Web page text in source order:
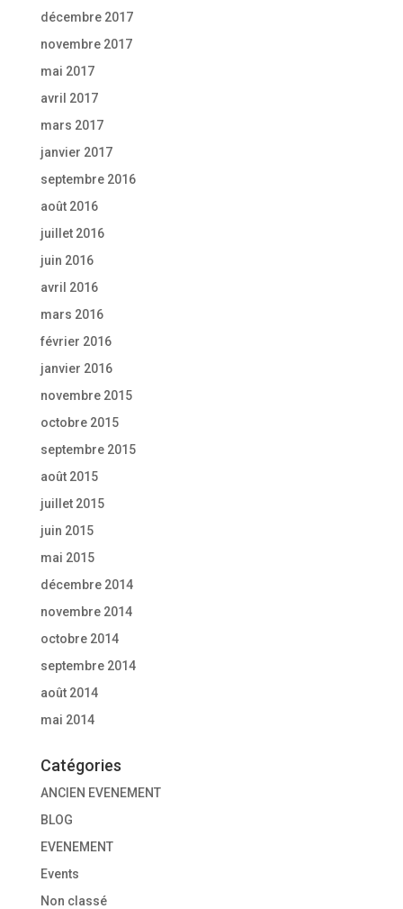
décembre 2017
novembre 2017
mai 2017
avril 2017
mars 2017
janvier 2017
septembre 2016
août 2016
juillet 2016
juin 2016
avril 2016
mars 2016
février 2016
janvier 2016
novembre 2015
octobre 2015
septembre 2015
août 2015
juillet 2015
juin 2015
mai 2015
décembre 2014
novembre 2014
octobre 2014
septembre 2014
août 2014
mai 2014
Catégories
ANCIEN EVENEMENT
BLOG
EVENEMENT
Events
Non classé